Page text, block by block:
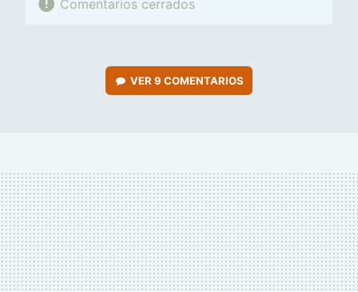
Comentarios cerrados
VER 9 COMENTARIOS